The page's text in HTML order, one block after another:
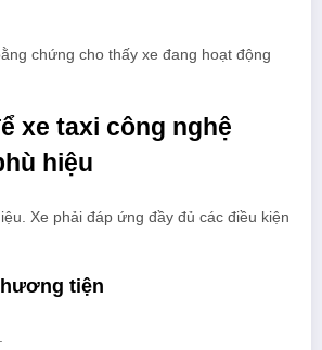
chứng cho thấy xe đang hoạt động
xe taxi công nghệ
hiệu
Xe phải đáp ứng đầy đủ các điều kiện
tiện